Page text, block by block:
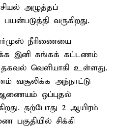
அழுத்தப்
வருகிறது.
நீரிணையை
இனி சுங்கக் கட்டணம்
வெளியாகி உள்ளது.
வசூலிக்க அந்நாட்டு
ஆணையம் ஒப்புதல்
தற்போது 2 ஆயிரம்
சிக்கி